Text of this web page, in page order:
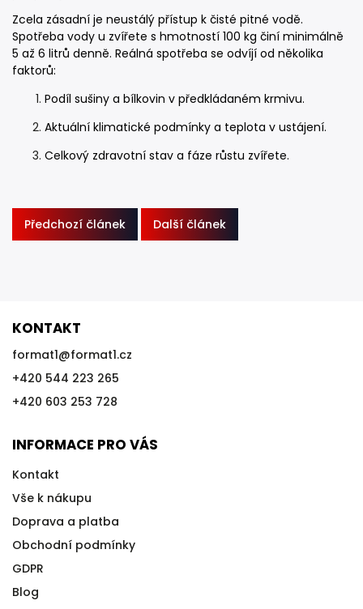
Zcela zásadní je neustálý přístup k čisté pitné vodě.
Spotřeba vody u zvířete s hmotností 100 kg činí minimálně
5 až 6 litrů denně. Reálná spotřeba se odvíjí od několika
faktorů:
Podíl sušiny a bílkovin v předkládaném krmivu.
Aktuální klimatické podmínky a teplota v ustájení.
Celkový zdravotní stav a fáze růstu zvířete.
Předchozí článek Další článek
KONTAKT
format1@format1.cz
+420 544 223 265
+420 603 253 728
INFORMACE PRO VÁS
Kontakt
Vše k nákupu
Doprava a platba
Obchodní podmínky
GDPR
Blog